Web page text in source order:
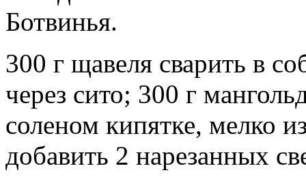
Ботвинья.
300 г щавеля сварить в
через сито; 300 г
соленом кипятке, мелко
добавить 2 нарезанных